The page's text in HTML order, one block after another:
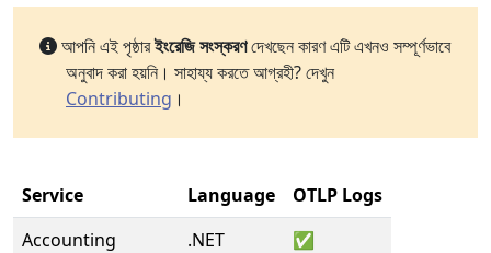
আপনি এই পৃষ্ঠারইংরেজি সংস্করণদেখছেন কারণ এটি এখনও সম্পূর্ণভাবে
অনুবাদ করা হয়নি। সাহায্য করতে আগ্রহী? দেখুন
Contributing ।
Service Language
OTLP Logs
Accounting
.NET
✅